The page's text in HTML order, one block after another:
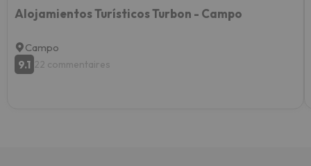
Alojamientos Turísticos Turbon - Campo
Campo
9.1 22 commentaires